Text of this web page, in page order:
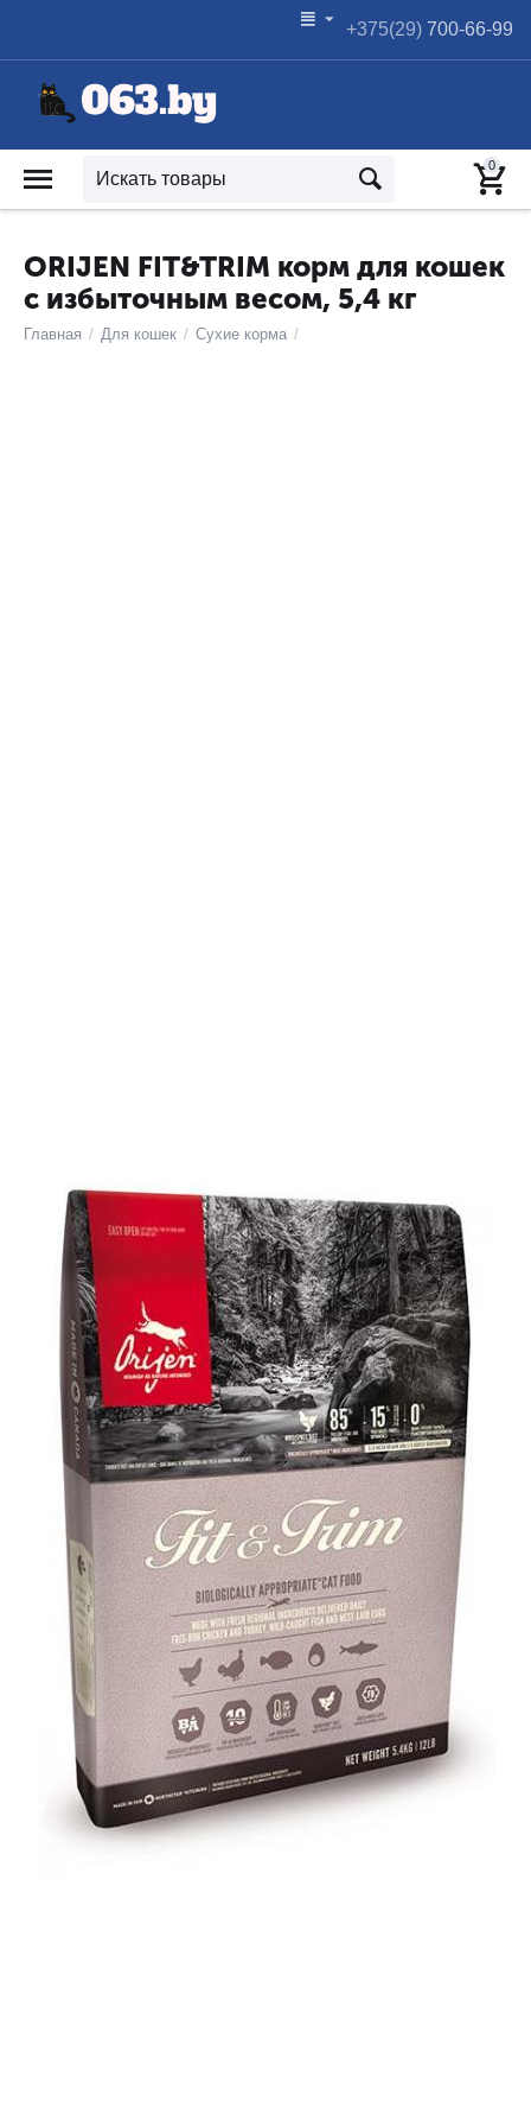
+375(29)700-66-99
0
ORIJEN FIT&TRIM корм для кошек
с избыточным весом, 5,4 кг
Главная / Для кошек / Сухие корма /